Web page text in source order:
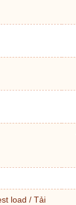
load / Tải